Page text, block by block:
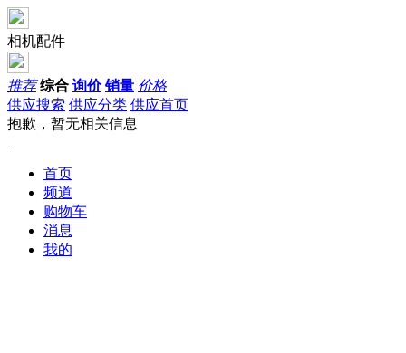
相机配件
推荐 综合 询价 销量 价格
供应搜索 供应分类 供应首页
抱歉，暂无相关信息
首页
频道
购物车
消息
我的